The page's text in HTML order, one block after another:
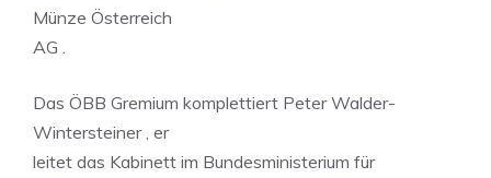
Münze Österreich
AG .
Das ÖBB Gremium komplettiert Peter Walder-
Wintersteiner , er
leitet das Kabinett im Bundesministerium für